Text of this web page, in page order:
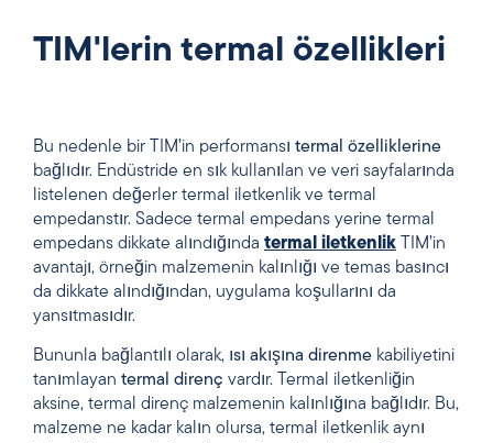
TIM'lerin termal özellikleri
Bu nedenle bir TIM’in performansı termal özelliklerine
bağlıdır. Endüstride en sık kullanılan ve veri sayfalarında
listelenen değerler termal iletkenlik ve termal
empedanstır. Sadece termal empedans yerine termal
empedans dikkate alındığında termal iletkenlik TIM’in
avantajı, örneğin malzemenin kalınlığı ve temas basıncı
da dikkate alındığından, uygulama koşullarını da
yansıtmasıdır.
Bununla bağlantılı olarak, ısı akışına direnme kabiliyetini
tanımlayan termal direnç vardır. Termal iletkenliğin
aksine, termal direnç malzemenin kalınlığına bağlıdır. Bu,
malzeme ne kadar kalın olursa, termal iletkenlik aynı